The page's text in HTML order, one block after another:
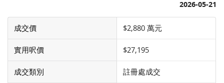
2026-05-21
成交價 $2,880 萬元
實用呎價 $27,195
成交類別 註冊處成交